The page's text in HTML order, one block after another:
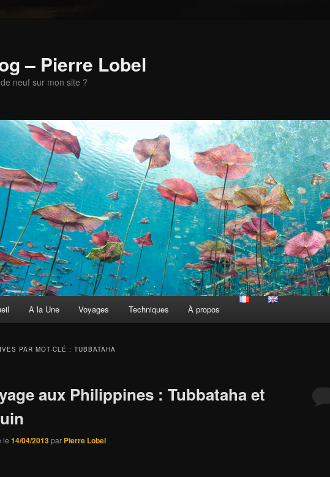
– Pierre Lobel
neuf sur mon site ?
A la Une Voyages Techniques À propos
PAR MOT-CLÉ : TUBBATAHA
aux Philippines : Tubbataha et
le 14/04/2013par Pierre Lobel